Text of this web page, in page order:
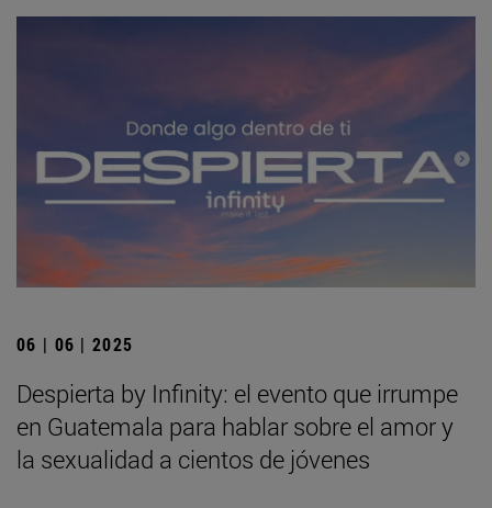
06 | 06 | 2025
Despierta by Infinity: el evento que irrumpe
en Guatemala para hablar sobre el amor y
la sexualidad a cientos de jóvenes